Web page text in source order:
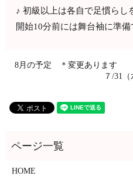
♪ 初級以上は各自で足慣らし
開始10分前には舞台袖に準備
8月の予定 ＊変更あります
７/31
HOME